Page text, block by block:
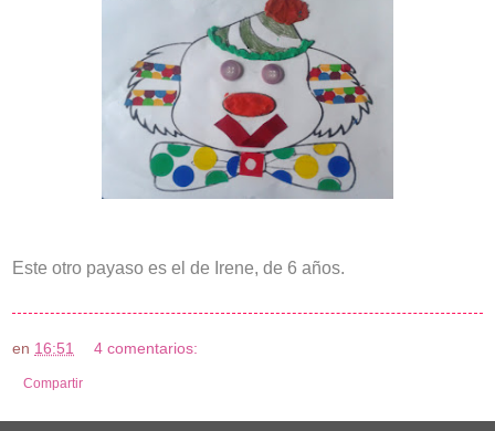
Este otro payaso es el de Irene, de 6 años.
en 16:51 4 comentarios:
Compartir